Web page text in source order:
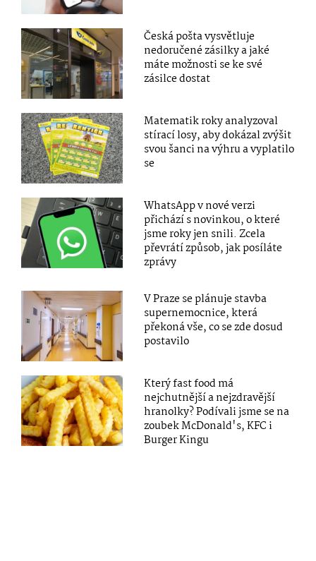
Česká pošta vysvětluje
nedoručené zásilky a jaké
máte možnosti se ke své
zásilce dostat
Matematik roky analyzoval
stírací losy, aby dokázal zvýšit
svou šanci na výhru a vyplatilo
se
WhatsApp v nové verzi
přichází s novinkou, o které
jsme roky jen snili. Zcela
převrátí způsob, jak posíláte
zprávy
V Praze se plánuje stavba
supernemocnice, která
překoná vše, co se zde dosud
postavilo
Který fast food má
nejchutnější a nejzdravější
hranolky? Podívali jsme se na
zoubek McDonald's, KFC i
Burger Kingu